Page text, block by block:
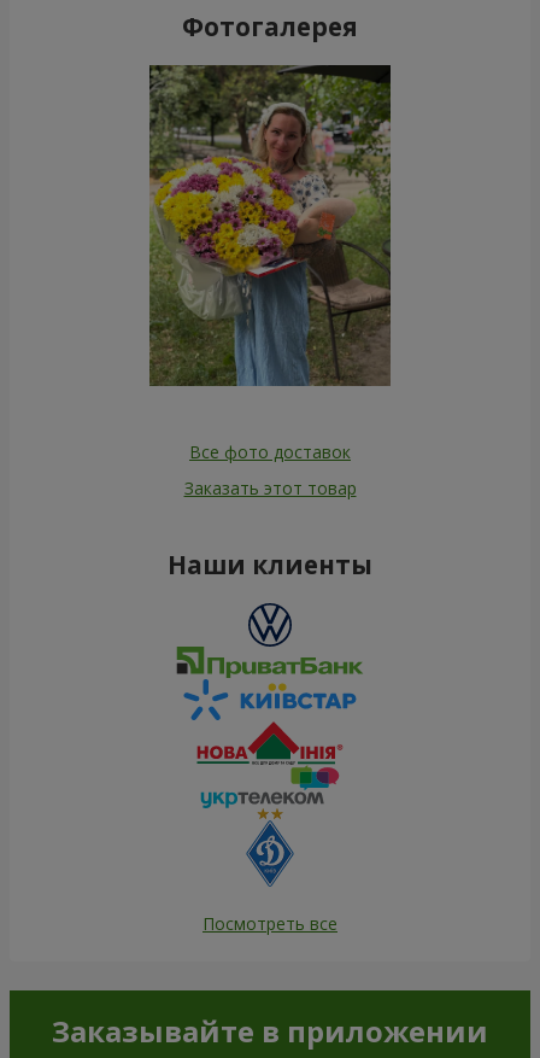
Фотогалерея
Все фото доставок
Заказать этот товар
Наши клиенты
Посмотреть все
Заказывайте в приложении